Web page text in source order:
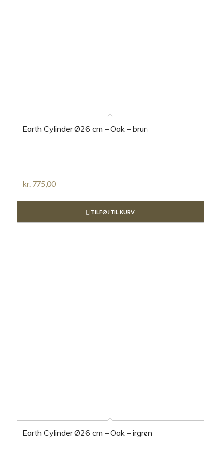
Earth Cylinder Ø26 cm – Oak – brun
kr.775,00
TILFØJ TIL KURV
Earth Cylinder Ø26 cm – Oak – irgrøn